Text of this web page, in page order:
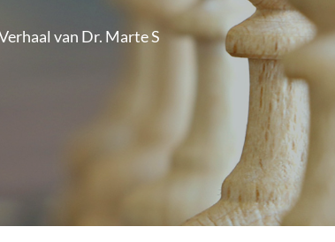
van Dr. Marte S